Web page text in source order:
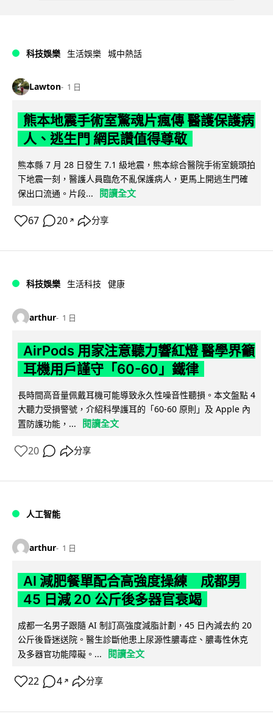
科技娛樂 生活娛樂 城中熱話
Lawton 1 日
熊本地震手術室驚魂片瘋傳 醫護保護病
人、逃生門 網民讚值得尊敬
熊本縣 7 月 28 日發生 7.1 級地震，熊本綜合醫院手術室鏡頭拍
下地震一刻，醫護人員臨危不亂保護病人，更馬上開逃生門確
保出口流通。片段...
閱讀全文
67 20 ↗ 分享
科技娛樂 生活科技 健康
arthur 1 日
AirPods 用家注意聽力響紅燈 醫學界籲
耳機用戶謹守「60-60」鐵律
長時間高音量佩戴耳機可能導致永久性噪音性聽損。本文盤點 4
大聽力受損警號，介紹科學護耳的「60-60 原則」及 Apple 內
置防護功能，...
閱讀全文
20 分享
人工智能
arthur 1 日
AI 減肥餐單配合高強度操練 成都男
45 日減 20 公斤後多器官衰竭
成都一名男子跟隨 AI 制訂高強度減脂計劃，45 日內減去約 20
公斤後昏迷送院。醫生診斷他患上尿源性膿毒症、膿毒性休克
及多器官功能障礙。...
閱讀全文
22 4 ↗ 分享